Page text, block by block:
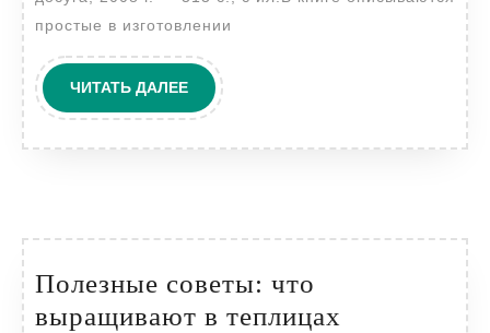
выращиванию
цветов,
простые в изготовлении
ЧИТАТЬ ДАЛЕЕЧИТАТЬ
ДАЛЕЕ
Полезные советы: что
выращивают в теплицах